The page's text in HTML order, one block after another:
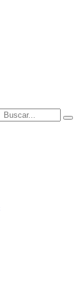
Introduce términos de